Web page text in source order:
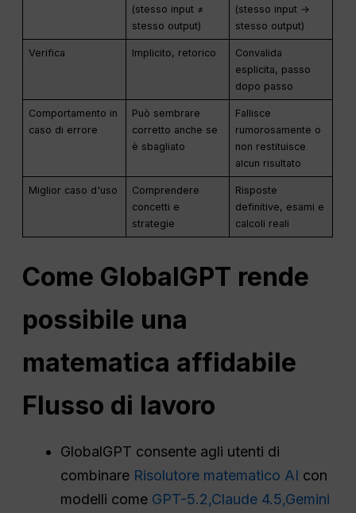
(stesso input ≠
stesso output)
(stesso input →
stesso output)
Verifica Implicito, retorico
Convalida
esplicita, passo
dopo passo
Comportamento in
caso di errore
Può sembrare
corretto anche se
è sbagliato
Fallisce
rumorosamente o
non restituisce
alcun risultato
Miglior caso d'uso
Comprendere
concetti e
strategie
Risposte
definitive, esami e
calcoli reali
Come GlobalGPT rende
possibile una
matematica affidabile
Flusso di lavoro
GlobalGPT consente agli utenti di
combinare Risolutore matematico AI con
modelli come GPT-5.2,Claude 4.5,Gemini